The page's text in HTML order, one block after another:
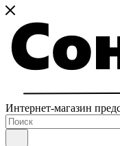
Интернет-магазин